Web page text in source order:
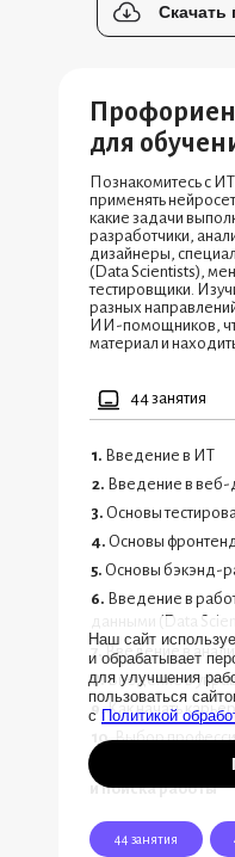
Познакомитесь с
применять
какие задачи
разработчики,
дизайнеры,
(Data Scientists),
тестировщики.
разных
ИИ-помощников,
материал и
10.Выбор
Нейросети для
и поиска работы
9.Как начать
8.Введение в
7. Введение в
6. Введение в
данными (Data
5. Основы бэкэнд-
4. Основы
3. Основы
2. Введение в веб-
1. Введение в ИТ
44 занятия
44 занятия
для
Наш сайт
и обрабатывает
для улучшения
пользоваться
с Политикой